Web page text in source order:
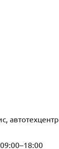
автотехцентр